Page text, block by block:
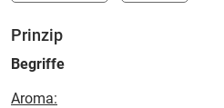
Prinzip
Begriffe
Aroma: